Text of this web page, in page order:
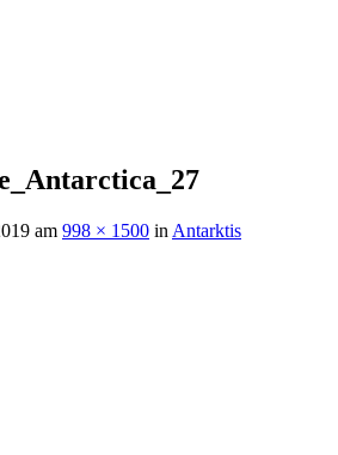
am 998 × 1500 in Antarktis